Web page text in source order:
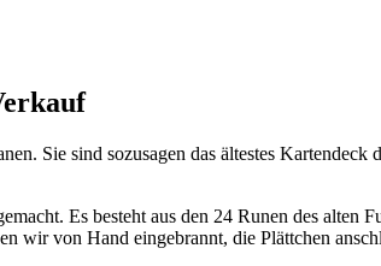
Sie sind sozusagen das ältestes
Es besteht aus den 24 Runen des
wir von Hand eingebrannt, die Plättchen